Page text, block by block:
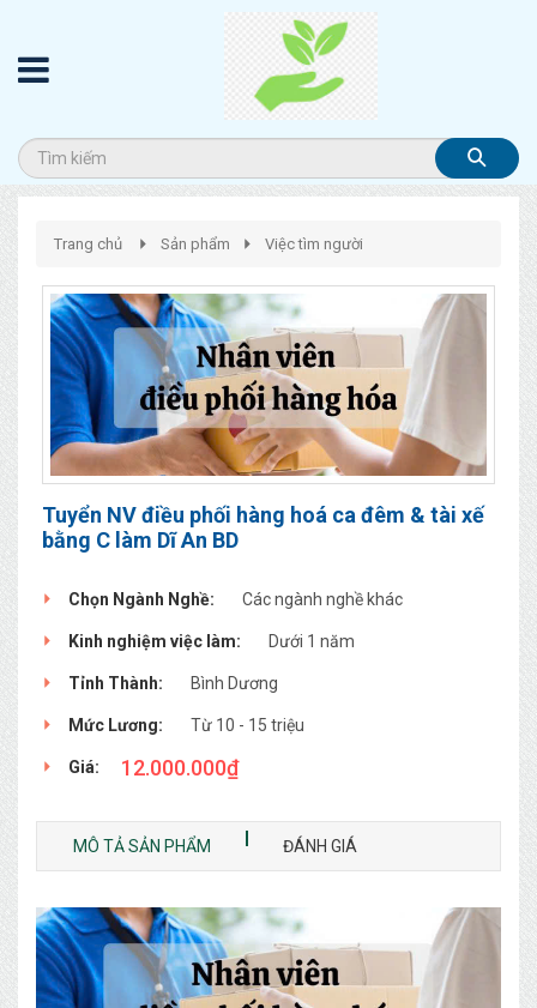
Trang chủ Sản phẩm Việc tìm người
Tuyển NV điều phối hàng hoá ca đêm & tài xế
bằng C làm Dĩ An BD
Chọn Ngành Nghề: Các ngành nghề khác
Kinh nghiệm việc làm: Dưới 1 năm
Tỉnh Thành: Bình Dương
Mức Lương: Từ 10 - 15 triệu
Giá: 12.000.000₫
MÔ TẢ SẢN PHẨM ĐÁNH GIÁ